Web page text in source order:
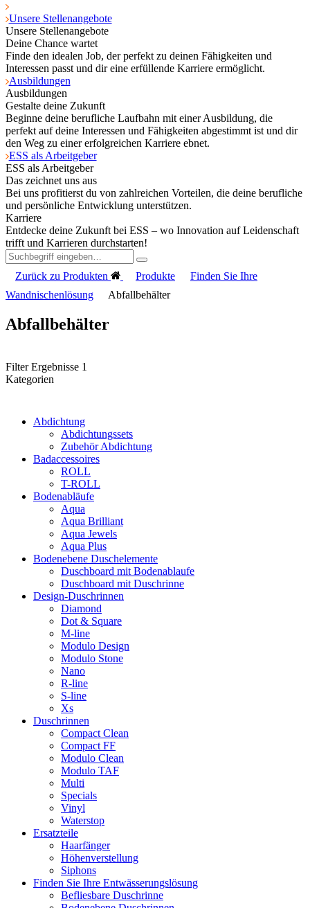
Unsere Stellenangebote
Unsere Stellenangebote
Deine Chance wartet
Finde den idealen Job, der perfekt zu deinen Fähigkeiten und
Interessen passt und dir eine erfüllende Karriere ermöglicht.
Ausbildungen
Ausbildungen
Gestalte deine Zukunft
Beginne deine berufliche Laufbahn mit einer Ausbildung, die
perfekt auf deine Interessen und Fähigkeiten abgestimmt ist und dir
den Weg zu einer erfolgreichen Karriere ebnet.
ESS als Arbeitgeber
ESS als Arbeitgeber
Das zeichnet uns aus
Bei uns profitierst du von zahlreichen Vorteilen, die deine berufliche
und persönliche Entwicklung unterstützen.
Karriere
Entdecke deine Zukunft bei ESS – wo Innovation auf Leidenschaft
trifft und Karrieren durchstarten!
Zurück zu Produkten Produkte
Finden Sie Ihre
Wandnischenlösung
Abfallbehälter
Abfallbehälter
Filter Ergebnisse 1
Kategorien
Abdichtung
Abdichtungssets
Zubehör Abdichtung
Badaccessoires
ROLL
T-ROLL
Bodenabläufe
Aqua
Aqua Brilliant
Aqua Jewels
Aqua Plus
Bodenebene Duschelemente
Duschboard mit Bodenablaufe
Duschboard mit Duschrinne
Design-Duschrinnen
Diamond
Dot & Square
M-line
Modulo Design
Modulo Stone
Nano
R-line
S-line
Xs
Duschrinnen
Compact Clean
Compact FF
Modulo Clean
Modulo TAF
Multi
Specials
Vinyl
Waterstop
Ersatzteile
Haarfänger
Höhenverstellung
Siphons
Finden Sie Ihre Entwässerungslösung
Befliesbare Duschrinne